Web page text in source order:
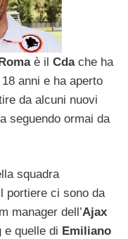
è il Cda che ha
anni e ha aperto
da alcuni nuovi
seguendo ormai da
squadra
portiere ci sono da
manager dell’Ajax
e quelle di Emiliano